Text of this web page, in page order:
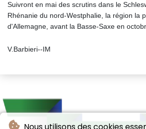
Suivront en mai des scrutins dans le
Rhénanie du nord-Westphalie, la région la
d'Allemagne, avant la Basse-Saxe en
V.Barbieri--IM